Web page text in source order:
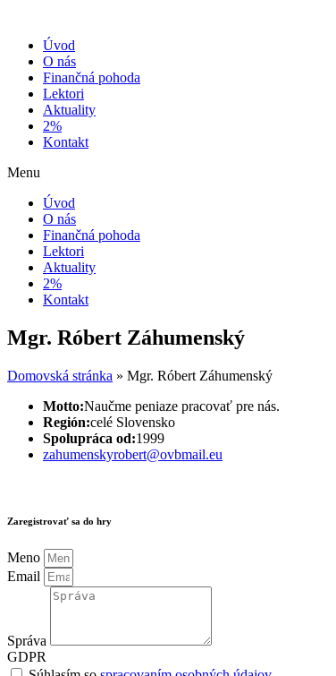
obsah
Úvod
O nás
Finančná pohoda
Lektori
Aktuality
2%
Kontakt
Menu
Úvod
O nás
Finančná pohoda
Lektori
Aktuality
2%
Kontakt
Mgr. Róbert Záhumenský
Domovská stránka » Mgr. Róbert Záhumenský
Motto:Naučme peniaze pracovať pre nás.
Región:celé Slovensko
Spolupráca od:1999
zahumenskyrobert@ovbmail.eu
Zaregistrovať sa do hry
Meno
Email
Správa
GDPR